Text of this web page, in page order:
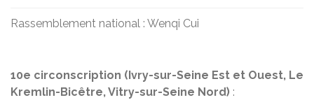
Rassemblement national : Wenqi Cui
10e circonscription (Ivry-sur-Seine Est et Ouest, Le
Kremlin-Bicêtre, Vitry-sur-Seine Nord) :